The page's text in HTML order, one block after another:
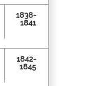
1838-
1841
1842-
1845